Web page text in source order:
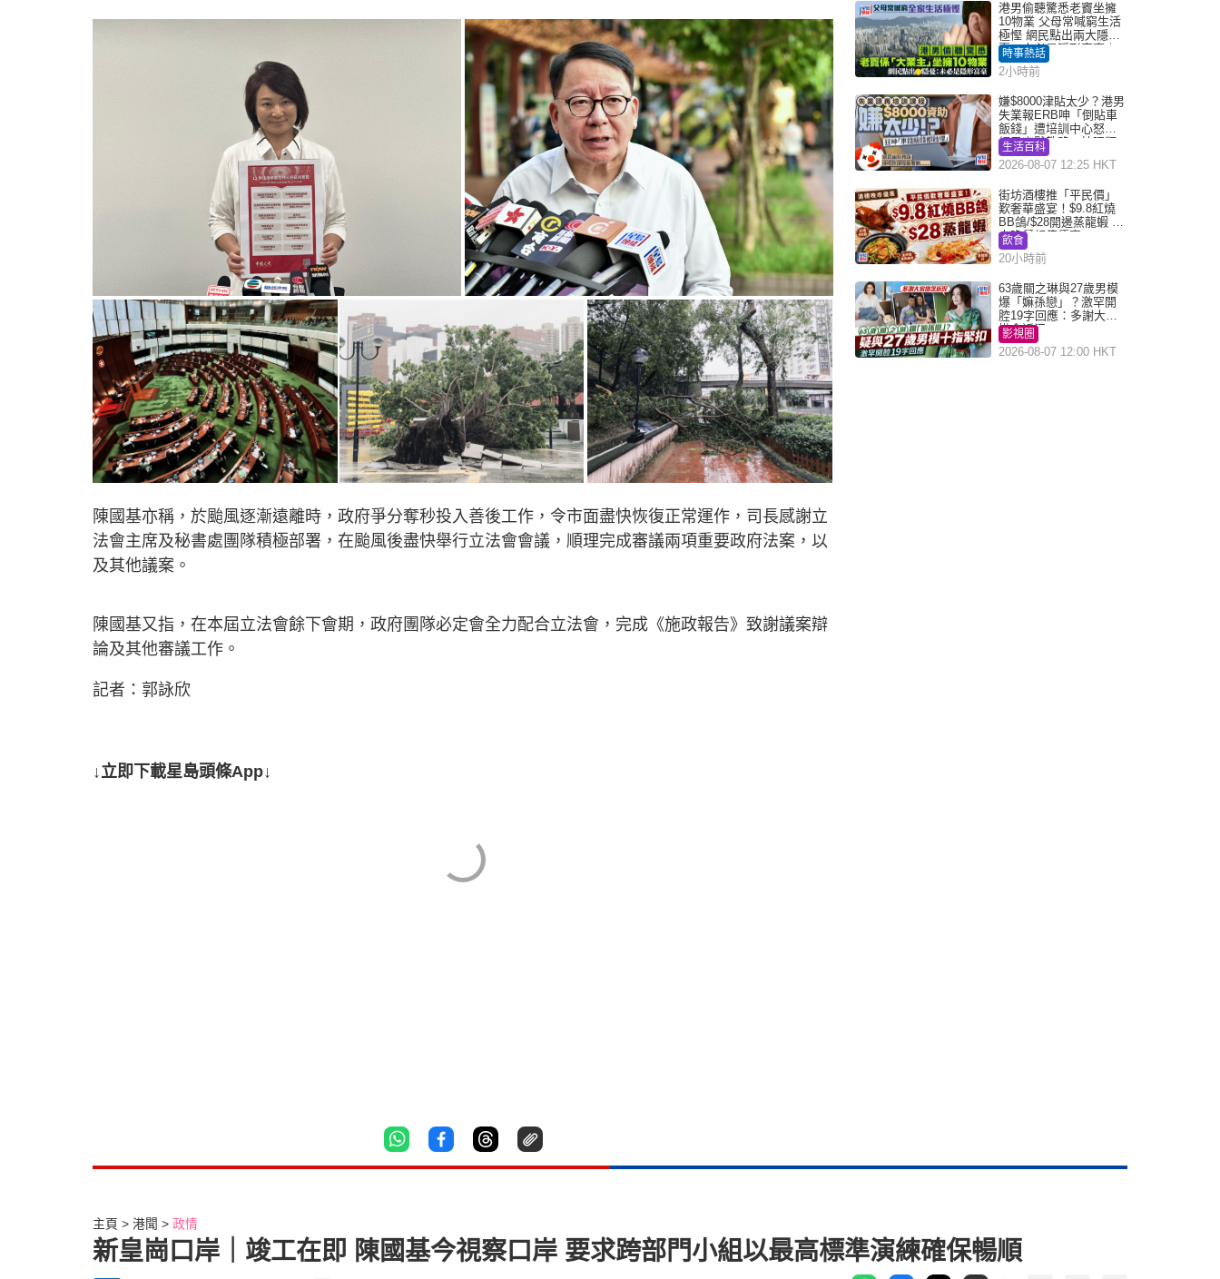
陳國基亦稱，於颱風逐漸遠離時，政府爭分奪秒投入善後工作，令市面盡快恢復正常運作，司長感謝立
法會主席及秘書處團隊積極部署，在颱風後盡快舉行立法會會議，順理完成審議兩項重要政府法案，以
及其他議案。
陳國基又指，在本屆立法會餘下會期，政府團隊必定會全力配合立法會，完成《施政報告》致謝議案辯
論及其他審議工作。
記者：郭詠欣
↓立即下載星島頭條App↓
港男偷聽驚悉老竇坐擁
10物業 父母常喊窮生活
極慳 網民點出兩大隱
憂：未必是隱形富豪｜
Juicy叮
時事熱話
2小時前
嫌$8000津貼太少？港男
失業報ERB呻「倒貼車
飯錢」遭培訓中心怒轟
網民幽默教路：揀呢類
課程唔會蝕...
生活百科
2026-08-07 12:25 HKT
街坊酒樓推「平民價」
歎奢華盛宴！$9.8紅燒
BB鴿/$28開邊蒸龍蝦 3
大晚餐超值優惠
飲食
20小時前
63歲關之琳與27歲男模
爆「嫲孫戀」？激罕開
腔19字回應：多謝大家
掛念近況
影視圈
2026-08-07 12:00 HKT
主頁 港聞 政情
新皇崗口岸｜竣工在即 陳國基今視察口岸 要求跨部門小組以最高標準演練確保暢順